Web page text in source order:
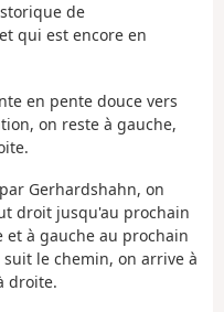
de
qui est encore en
en pente douce vers
on reste à gauche,
Gerhardshahn, on
droit jusqu'au prochain
à gauche au prochain
le chemin, on arrive à
droite.